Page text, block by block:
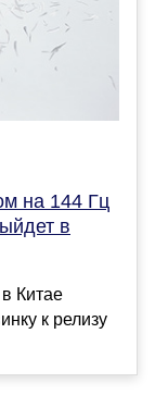
на 144 Гц
в
Китае
к релизу